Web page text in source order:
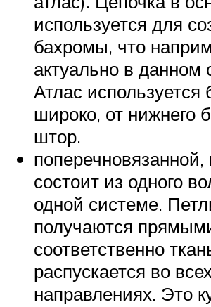
используется для
бахромы, что
актуально в данном
Атлас используется
широко, от нижнего
штор.
поперечновязанной,
состоит из одного
одной системе.
получаются
соответственно
распускается во
направлениях. Это